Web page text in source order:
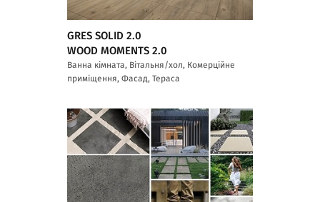
GRES SOLID 2.0
WOOD MOMENTS 2.0
Ванна кімната, Вітальня/хол, Комерційне
приміщення, Фасад, Тераса